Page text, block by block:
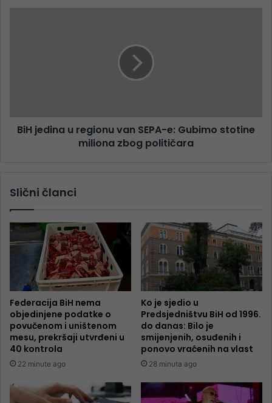
BiH jedina u regionu van SEPA-e: Gubimo stotine
miliona zbog političara
Slični članci
Federacija BiH nema
objedinjene podatke o
povučenom i uništenom
mesu, prekršaji utvrđeni u
40 kontrola
22 minute ago
Ko je sjedio u
Predsjedništvu BiH od 1996.
do danas: Bilo je
smijenjenih, osuđenih i
ponovo vraćenih na vlast
28 minuta ago